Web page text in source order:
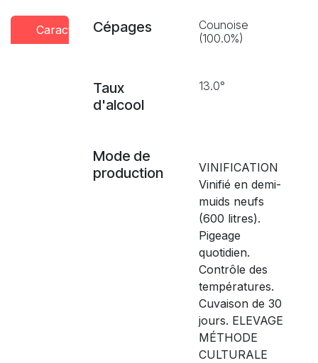
Caractéristiques
Conseils
dégustation
Cépages
Counoise
(100.0%)
Taux
d'alcool
13.0°
Mode de
production
VINIFICATION
Vinifié en demi-
muids neufs
(600 litres).
Pigeage
quotidien.
Contrôle des
températures.
Cuvaison de 30
jours. ELEVAGE
MÉTHODE
CULTURALE